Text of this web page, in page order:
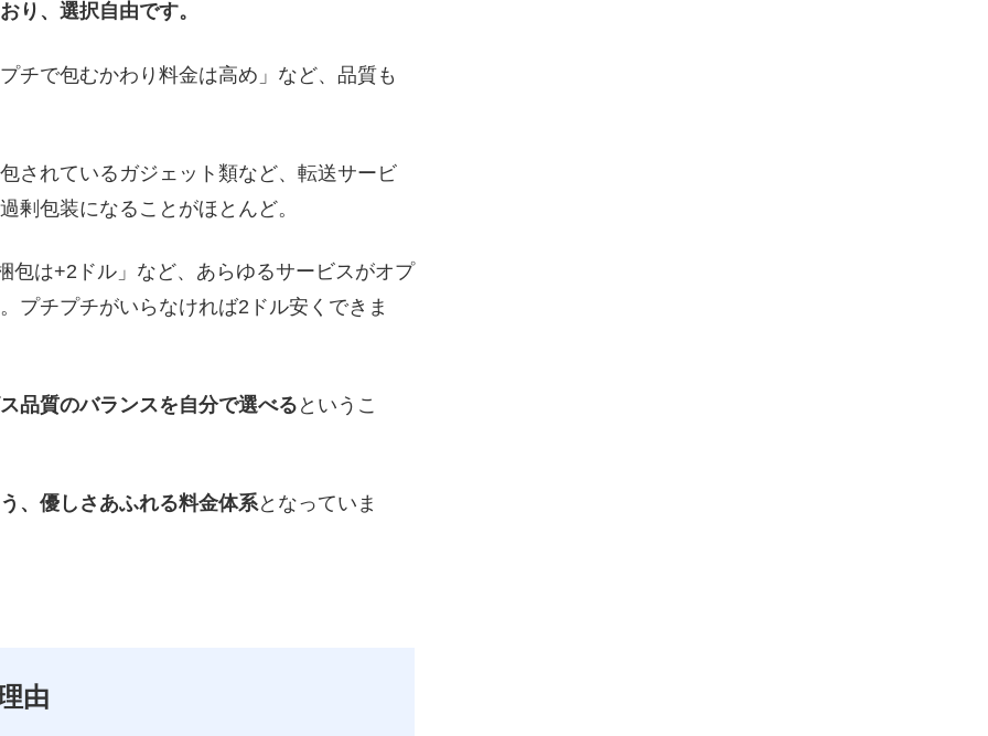
り、選択自由です。
チで包むかわり料金は高め」など、品質も
されているガジェット類など、転送サービ
剰包装になることがほとんど。
包は+2ドル」など、あらゆるサービスがオプ
プチプチがいらなければ2ドル安くできま
品質のバランスを自分で選べる というこ
、優しさあふれる料金体系となっていま
由